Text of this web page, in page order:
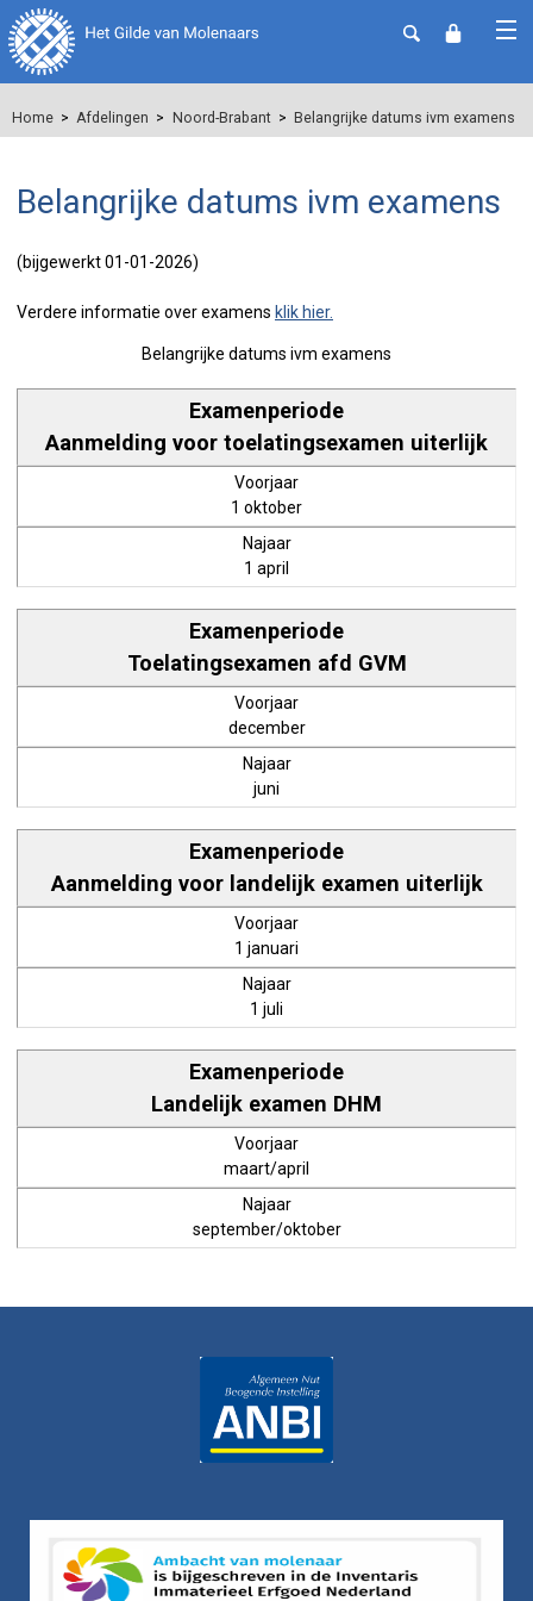
Home Afdelingen Noord-Brabant Belangrijke datums ivm examens
Belangrijke datums ivm examens
(bijgewerkt 01-01-2026)
Verdere informatie over examens klik hier.
Belangrijke datums ivm examens
Aanmelding voor toelatingsexamen uiterlijk
1 oktober
1 april
Toelatingsexamen afd GVM
december
juni
Aanmelding voor landelijk examen uiterlijk
1 januari
1 juli
Landelijk examen DHM
maart/april
september/oktober